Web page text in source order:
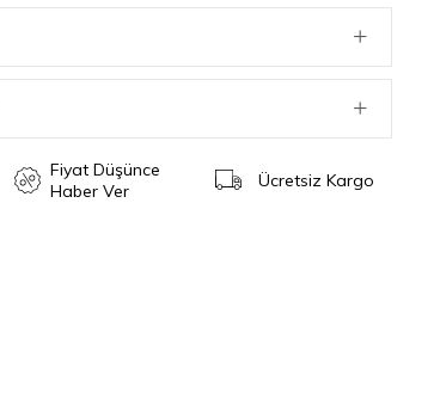
Fiyat Düşünce
Haber Ver
Ücretsiz Kargo